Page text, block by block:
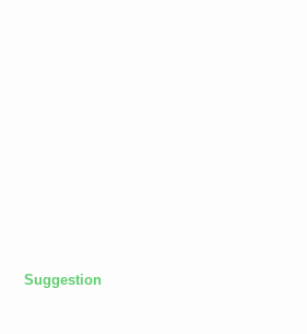
Suggestion